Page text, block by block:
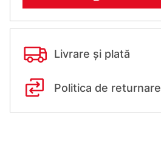
Livrare și plată
Politica de returnare